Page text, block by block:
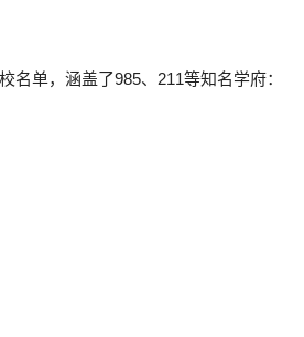
名单，涵盖了985、211等知名学府：